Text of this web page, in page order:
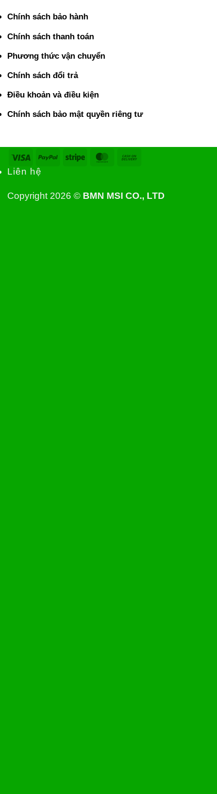
Chính sách bảo hành
Chính sách thanh toán
Phương thức vận chuyển
Chính sách đổi trả
Điều khoản và điều kiện
Chính sách bảo mật quyền riêng tư
Visa PayPalStripe MasterCard
Liên hệ
Copyright 2026 © BMN MSI CO., LTD